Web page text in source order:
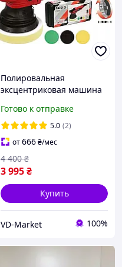
Полировальная
эксцентриковая машина
Полірувальна
ексцентрикова машинка
Готово к отправке
5.0 (2)
от666₴/мес
3 995₴
4 400 ₴
Купить
VD-Market 100%